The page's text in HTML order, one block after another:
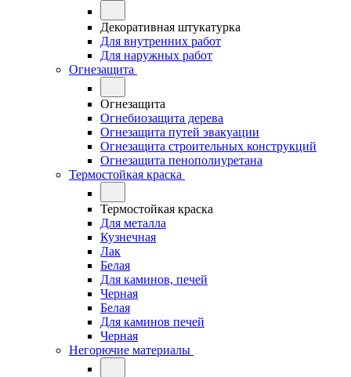
Декоративная штукатурка
Для внутренних работ
Для наружных работ
Огнезащита
Огнезащита
Огнебиозащита дерева
Огнезащита путей эвакуации
Огнезащита строительных конструкций
Огнезащита пенополиуретана
Термостойкая краска
Термостойкая краска
Для металла
Кузнечная
Лак
Белая
Для каминов, печей
Черная
Белая
Для каминов печей
Черная
Негорючие материалы